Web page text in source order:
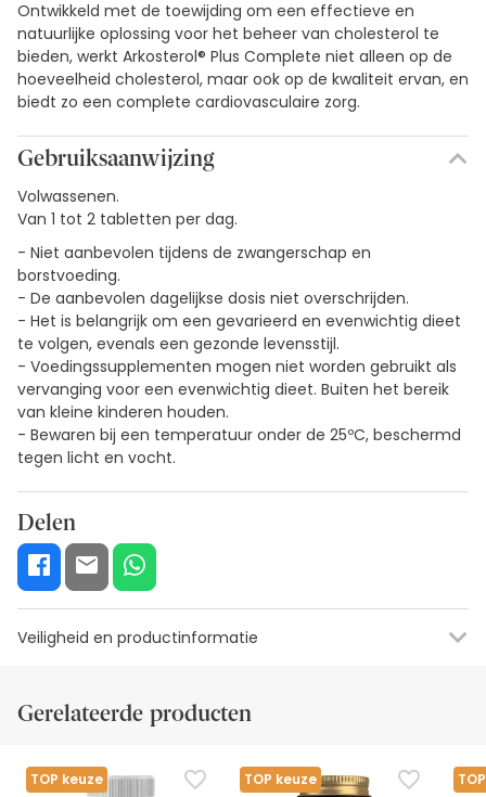
Ontwikkeld met de toewijding om een effectieve en
natuurlijke oplossing voor het beheer van cholesterol te
bieden, werkt Arkosterol® Plus Complete niet alleen op de
hoeveelheid cholesterol, maar ook op de kwaliteit ervan, en
biedt zo een complete cardiovasculaire zorg.
Gebruiksaanwijzing
Volwassenen.
Van 1 tot 2 tabletten per dag.
- Niet aanbevolen tijdens de zwangerschap en
borstvoeding.
- De aanbevolen dagelijkse dosis niet overschrijden.
- Het is belangrijk om een gevarieerd en evenwichtig dieet
te volgen, evenals een gezonde levensstijl.
- Voedingssupplementen mogen niet worden gebruikt als
vervanging voor een evenwichtig dieet. Buiten het bereik
van kleine kinderen houden.
- Bewaren bij een temperatuur onder de 25ºC, beschermd
tegen licht en vocht.
Delen
Veiligheid en productinformatie
Visuele beveiligingsbronnen
Op dit moment hebben we nog geen
beveiligingsafbeeldingen voor dit product, maar we werken
Gerelateerde producten
TOP keuze TOP keuze